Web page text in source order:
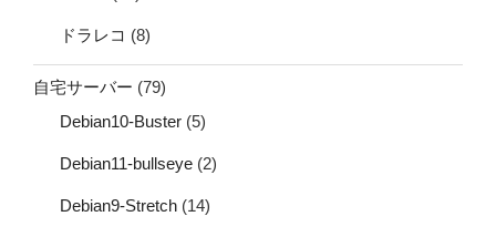
ドラレコ (8)
自宅サーバー (79)
Debian10-Buster (5)
Debian11-bullseye (2)
Debian9-Stretch (14)